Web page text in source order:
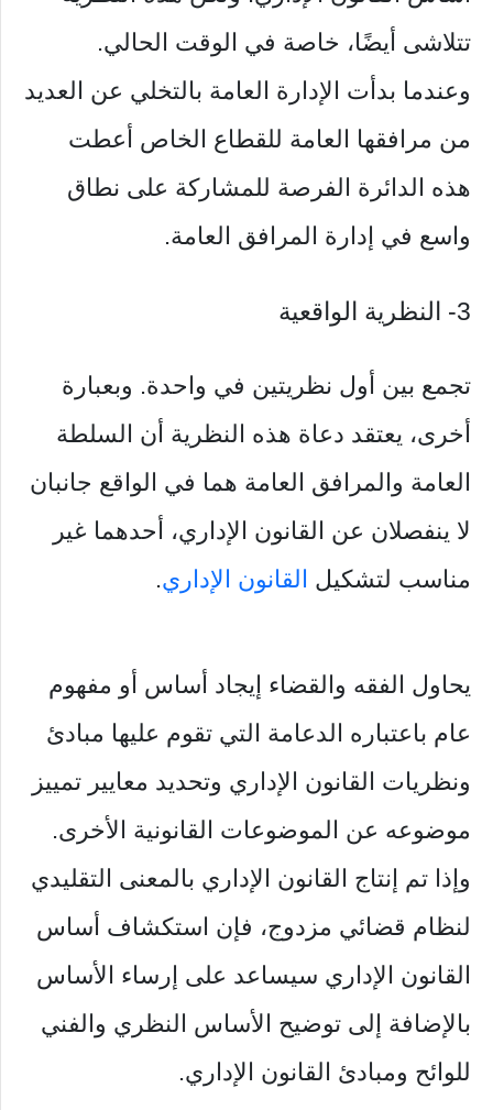
تتلاشى أيضًا، خاصة في الوقت الحالي.
وعندما بدأت الإدارة العامة بالتخلي عن العديد
من مرافقها العامة للقطاع الخاص أعطت
هذه الدائرة الفرصة للمشاركة على نطاق
واسع في إدارة المرافق العامة.
3- النظرية الواقعية
تجمع بين أول نظريتين في واحدة. وبعبارة
أخرى، يعتقد دعاة هذه النظرية أن السلطة
العامة والمرافق العامة هما في الواقع جانبان
لا ينفصلان عن القانون الإداري، أحدهما غير
مناسب لتشكيل القانون الإداري.
يحاول الفقه والقضاء إيجاد أساس أو مفهوم
عام باعتباره الدعامة التي تقوم عليها مبادئ
ونظريات القانون الإداري وتحديد معايير تمييز
موضوعه عن الموضوعات القانونية الأخرى.
وإذا تم إنتاج القانون الإداري بالمعنى التقليدي
لنظام قضائي مزدوج، فإن استكشاف أساس
القانون الإداري سيساعد على إرساء الأساس
بالإضافة إلى توضيح الأساس النظري والفني
للوائح ومبادئ القانون الإداري.